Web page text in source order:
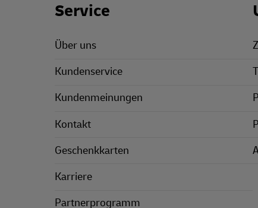
Footer Links
Service
Über uns
Kundenservice
Kundenmeinungen
Kontakt
Geschenkkarten
Karriere
Partnerprogramm